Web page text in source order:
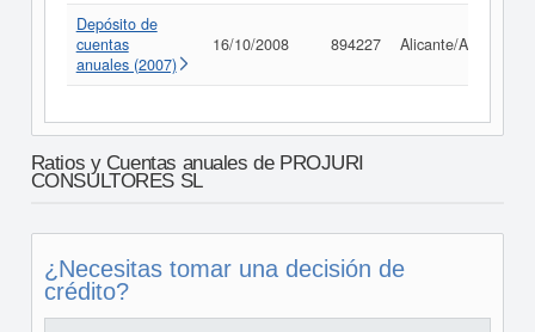
Depósito de
cuentas
anuales (2007)
16/10/2008 894227 Alicante/Alacant
Ratios y Cuentas anuales de PROJURI
CONSULTORES SL
¿Necesitas tomar una decisión de
crédito?